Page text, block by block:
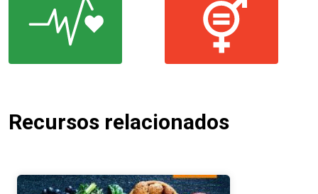
Recursos relacionados